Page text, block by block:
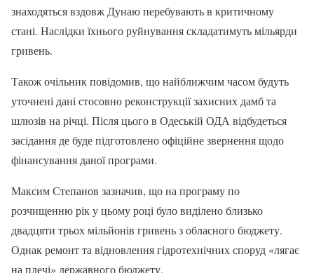
знаходяться вздовж Дунаю перебувають в критичному
стані. Наслідки їхнього руйнування складатимуть мільярди
гривень.
Також очільник повідомив, що найближчим часом будуть
уточнені дані стосовно реконструкції захисних дамб та
шлюзів на річці. Після цього в Одеській ОДА відбудеться
засідання де буде підготовлено офіційне звернення щодо
фінансування даної програми.
Максим Степанов зазначив, що на програму по
розчищенню рік у цьому році було виділено близько
двадцяти трьох мільйонів гривень з обласного бюджету.
Однак ремонт та відновлення гідротехнічних споруд «лягає
на плечі» державного бюджету.